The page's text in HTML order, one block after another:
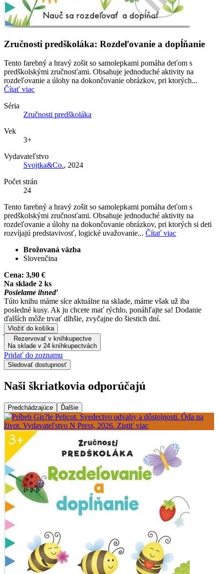
Zručnosti predškoláka: Rozdeľovanie a dopĺňanie
Tento farebný a hravý zošit so samolepkami pomáha deťom s
predškolskými zručnosťami. Obsahuje jednoduché aktivity na
rozdeľovanie a úlohy na dokončovanie obrázkov, pri ktorých...
Čítať viac
Séria
Zručnosti predškoláka
Vek
3+
Vydavateľstvo
Svojtka&Co., 2024
Počet strán
24
Tento farebný a hravý zošit so samolepkami pomáha deťom s
predškolskými zručnosťami. Obsahuje jednoduché aktivity na
rozdeľovanie a úlohy na dokončovanie obrázkov, pri ktorých si deti
rozvíjajú predstavivosť, logické uvažovanie... Čítať viac
Brožovaná väzba
Slovenčina
Cena: 3,90 €
Na sklade 2 ks
Posielame ihneď
Túto knihu máme síce aktuálne na sklade, máme však už iba
posledné kusy. Ak ju chcete mať rýchlo, ponáhľajte sa! Dodanie
ďalších môže trvať dlhšie, zvyčajne do šiestich dní.
Vložiť do košíka
Rezervovať v kníhkupectve
Na sklade v 24 kníhkupectvách
Pridať do zoznamu
Sledovať dostupnosť
Naši škriatkovia odporúčajú
Predchádzajúce Ďalšie